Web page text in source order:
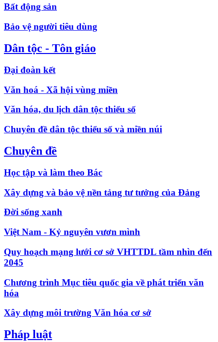
Bất động sản
Bảo vệ người tiêu dùng
Dân tộc - Tôn giáo
Đại đoàn kết
Văn hoá - Xã hội vùng miền
Văn hóa, du lịch dân tộc thiểu số
Chuyên đề dân tộc thiểu số và miền núi
Chuyên đề
Học tập và làm theo Bác
Xây dựng và bảo vệ nền tảng tư tưởng của Đảng
Đời sống xanh
Việt Nam - Kỷ nguyên vươn mình
Quy hoạch mạng lưới cơ sở VHTTDL tầm nhìn đến
2045
Chương trình Mục tiêu quốc gia về phát triển văn
hóa
Xây dựng môi trường Văn hóa cơ sở
Pháp luật